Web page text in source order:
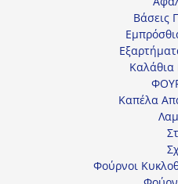
Βάσεις
Καπέλα
Φούρνοι